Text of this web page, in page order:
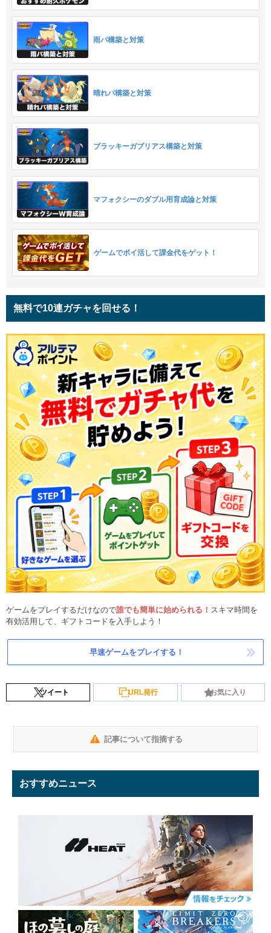
雨パ構築と対策
晴れパ構築と対策
ブラッキーガブリアス構築と対策
マフォクシーのダブル用育成論と対策
ゲームでポイ活して課金代をゲット！
無料で10連ガチャを回せる！
ゲームをプレイするだけなので誰でも簡単に始められる！ スキマ時間を
有効活用して、ギフトコードを入手しよう！
早速ゲームをプレイする！
ツイート URL発行 お気に入り
記事について指摘する
おすすめニュース